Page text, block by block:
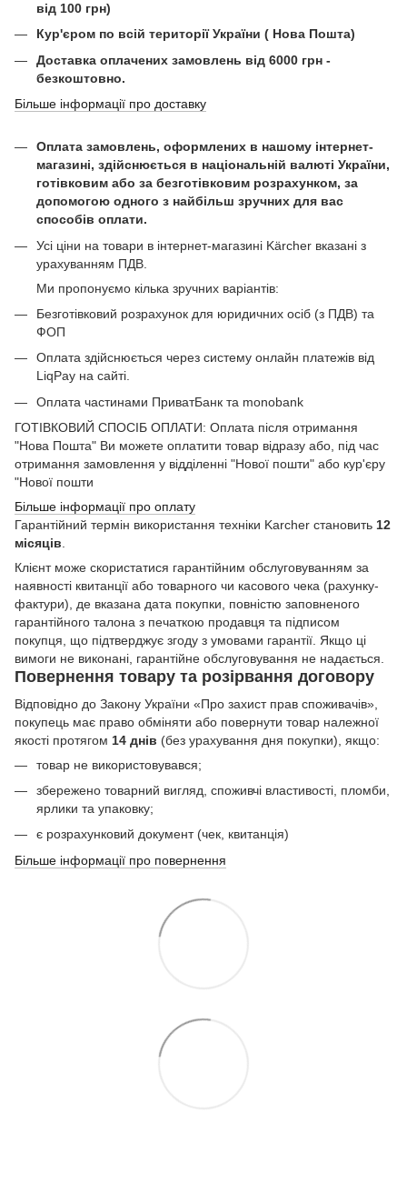
від 100 грн)
Кур'єром по всій території України ( Нова Пошта)
Доставка оплачених замовлень від 6000 грн -
безкоштовно.
Більше інформації про доставку
Оплата замовлень, оформлених в нашому інтернет-
магазині, здійснюється в національній валюті України,
готівковим або за безготівковим розрахунком, за
допомогою одного з найбільш зручних для вас
способів оплати.
Усі ціни на товари в інтернет-магазині Kärcher вказані з
урахуванням ПДВ.
Ми пропонуємо кілька зручних варіантів:
Безготівковий розрахунок для юридичних осіб (з ПДВ) та
ФОП
Оплата здійснюється через систему онлайн платежів від
LiqPay на сайті.
Оплата частинами ПриватБанк та monobank
ГОТІВКОВИЙ СПОСІБ ОПЛАТИ: Оплата після отримання
"Нова Пошта" Ви можете оплатити товар відразу або, під час
отримання замовлення у відділенні "Нової пошти" або кур'єру
"Нової пошти
Більше інформації про оплату
Гарантійний термін використання техніки Karcher становить 12
місяців
Клієнт може скористатися гарантійним обслуговуванням за
наявності квитанції або товарного чи касового чека (рахунку-
фактури), де вказана дата покупки, повністю заповненого
гарантійного талона з печаткою продавця та підписом
покупця, що підтверджує згоду з умовами гарантії. Якщо ці
вимоги не виконані, гарантійне обслуговування не надається.
Повернення товару та розірвання договору
Відповідно до Закону України «Про захист прав споживачів»,
покупець має право обміняти або повернути товар належної
якості протягом 14 днів (без урахування дня покупки), якщо:
товар не використовувався;
збережено товарний вигляд, споживчі властивості, пломби,
ярлики та упаковку;
є розрахунковий документ (чек, квитанція)
Більше інформації про повернення